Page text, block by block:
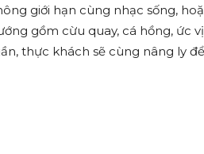
giới hạn cùng nhạc sống,
gồm cừu quay, cá hồng, ức
thực khách sẽ cùng nâng ly